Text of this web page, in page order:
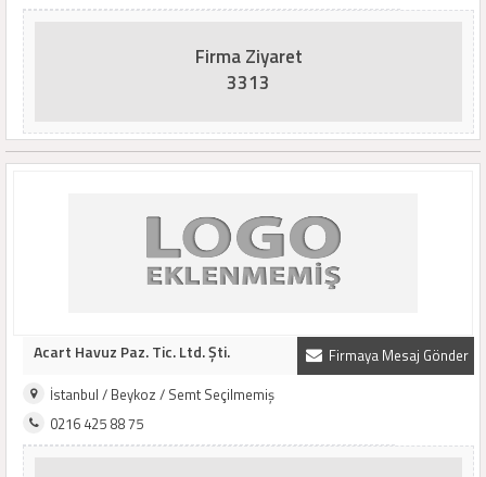
Firma Ziyaret
3313
Firmaya Mesaj Gönder
Acart Havuz Paz. Tic. Ltd. Şti.
İstanbul / Beykoz / Semt Seçilmemiş
0216 425 88 75